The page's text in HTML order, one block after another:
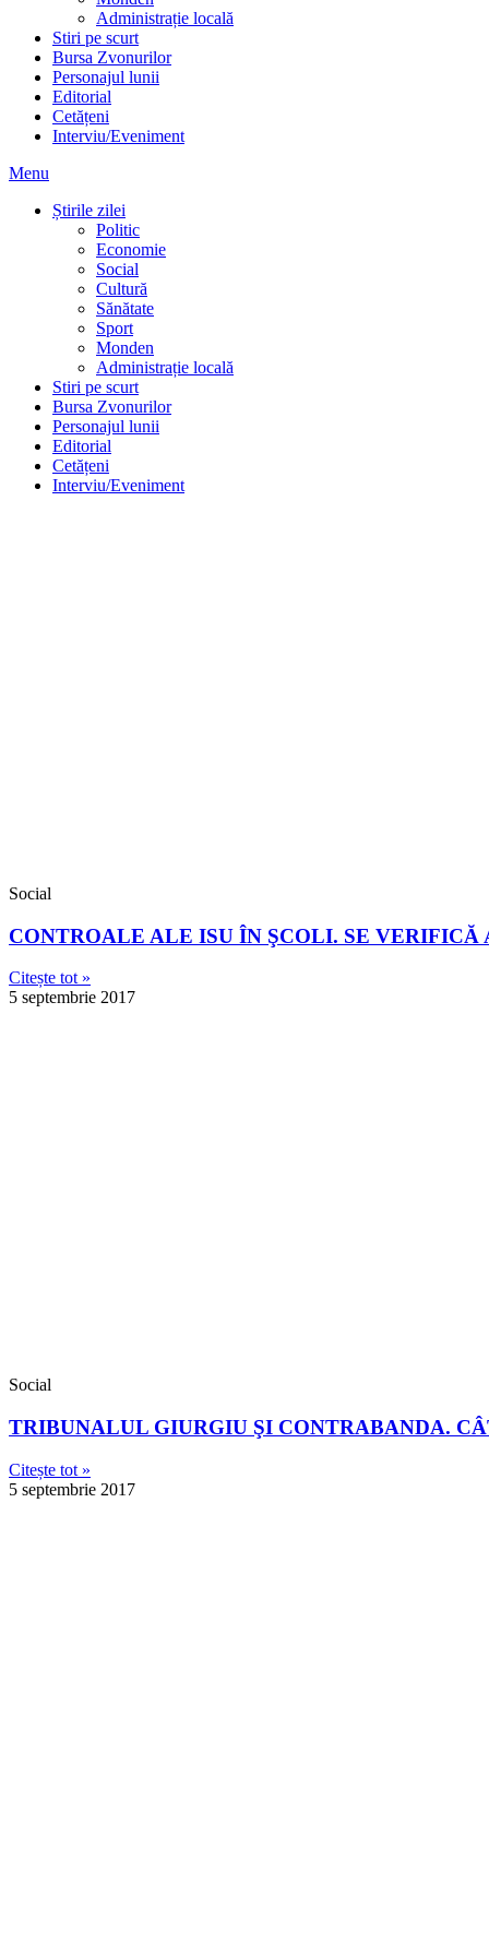
Administrație locală
Stiri pe scurt
Bursa Zvonurilor
Personajul lunii
Editorial
Cetățeni
Interviu/Eveniment
Menu
Știrile zilei
Politic
Economie
Social
Cultură
Sănătate
Sport
Monden
Administrație locală
Stiri pe scurt
Bursa Zvonurilor
Personajul lunii
Editorial
Cetățeni
Interviu/Eveniment
Social
CONTROALE ALE ISU ÎN ŞCOLI. SE
Citește tot »
5 septembrie 2017
Social
TRIBUNALUL GIURGIU ŞI CONTRABANDA.
Citește tot »
5 septembrie 2017